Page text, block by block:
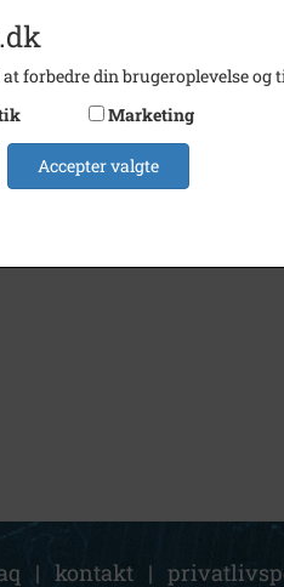
| kontakt |
forbedre din brugeroplevelse
Marketing
Accepter valgte